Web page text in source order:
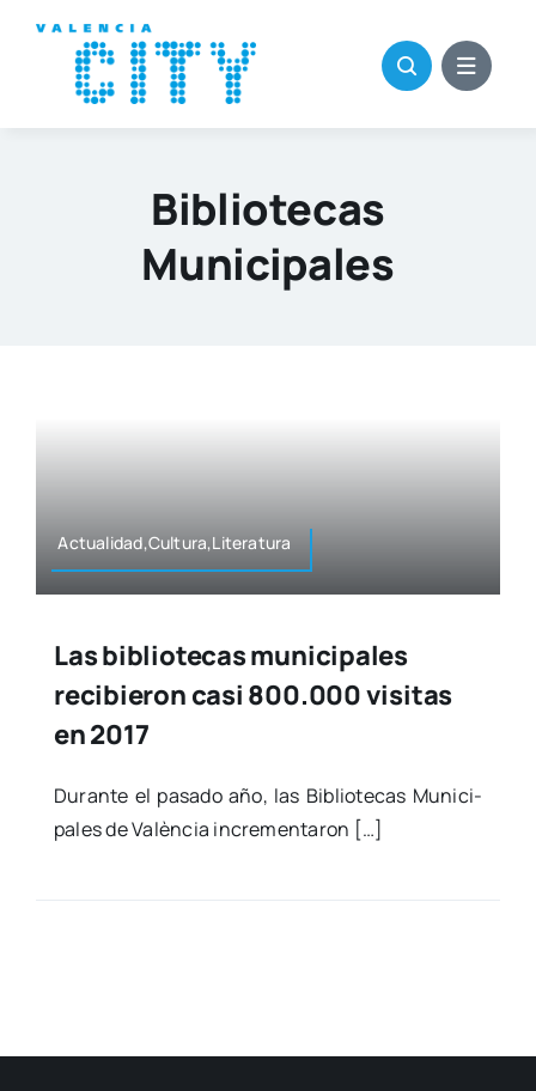
contenido
Bibliotecas
Municipales
Actualidad,Cultura,Literatura
Las bibliotecas municipales
recibieron casi 800.000 visitas
en 2017
Duran­te el pasa­do año, las Biblio­te­cas Muni­ci­
pa­les de Valèn­cia incre­men­ta­ron […]